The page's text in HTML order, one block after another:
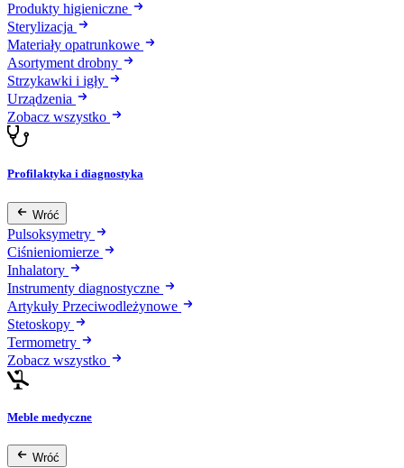
Produkty higieniczne
Sterylizacja
Materiały opatrunkowe
Asortyment drobny
Strzykawki i igły
Urządzenia
Zobacz wszystko
Profilaktyka i diagnostyka
Wróć
Pulsoksymetry
Ciśnieniomierze
Inhalatory
Instrumenty diagnostyczne
Artykuły Przeciwodleżynowe
Stetoskopy
Termometry
Zobacz wszystko
Meble medyczne
Wróć